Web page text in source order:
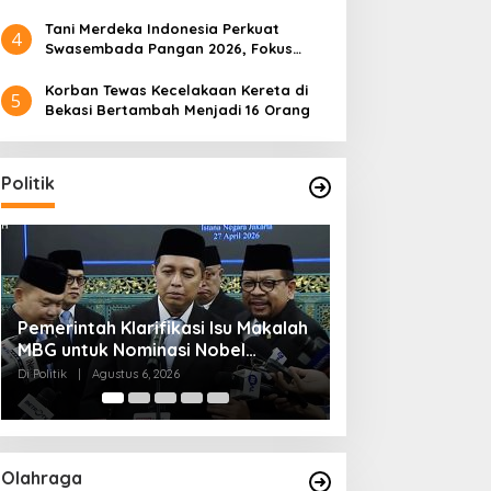
4
Tani Merdeka Indonesia Perkuat
Swasembada Pangan 2026, Fokus
5
Korban Tewas Kecelakaan Kereta di
Bekasi Bertambah Menjadi 16 Orang
Politik
Muktamar NU ke-35 di Jombang,
Panitia Siagakan 3 Posko
Kesehatan 24 Jam
Di Politik Agustus 6, 2026
Olahraga